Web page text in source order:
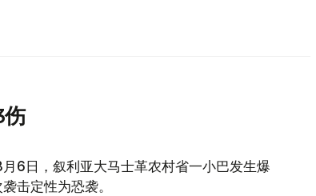
伤
6日，叙利亚大马士革农村省一小巴发生爆
击定性为恐袭。